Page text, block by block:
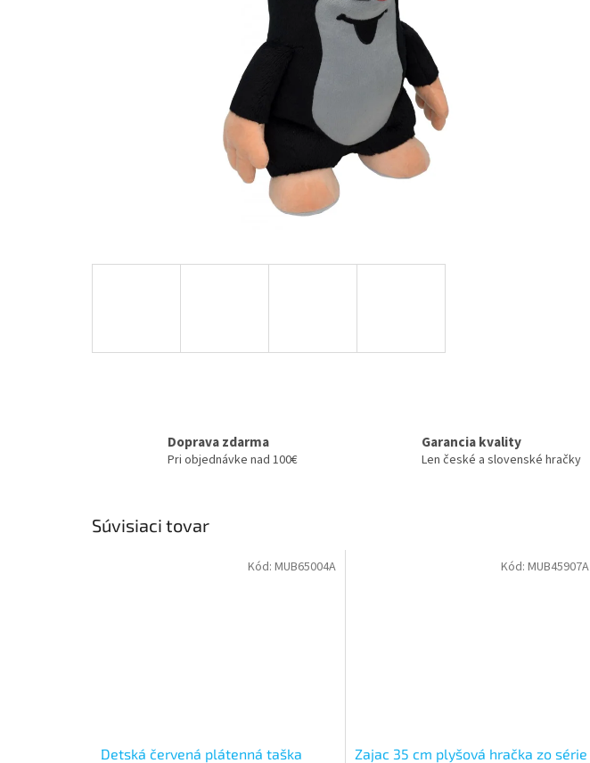
Doprava zdarma
Pri objednávke nad 100€
Garancia kvality
Len české a slovenské hračky
Súvisiaci tovar
Detská červená plátenná taška
Kód: MUB65004A
Zajac 35 cm plyšová hračka zo série
Kód: MUB45907A